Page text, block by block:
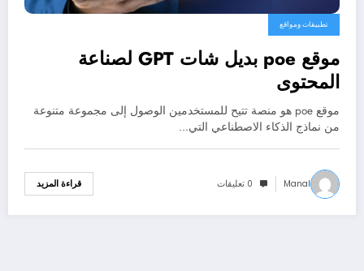
تطبيقات ومواقع
موقع poe بديل شات GPT لصناعة
المحتوى
موقع poe هو منصة تتيح للمستخدمين الوصول إلى مجموعة متنوعة
من نماذج الذكاء الاصطناعي التي…
Manal 0 تعليقات قراءة المزيد